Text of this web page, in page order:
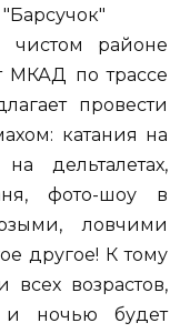
"Барсучок"
чистом районе
МКАД по трассе
провести
катания на
дельталетах,
фото-шоу в
ловчими
другое! К тому
возрастов,
ночью будет